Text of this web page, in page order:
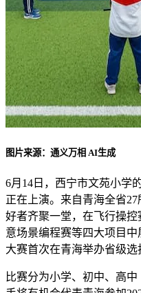
图片来源：通义万相 AI生成
6月14日，西宁市文苑小学
正在上演。来自青海全省
好者齐聚一堂，在飞行操
意场景编程赛等四大项目
大赛首次在青海举办省级选
比赛分为小学、初中、高